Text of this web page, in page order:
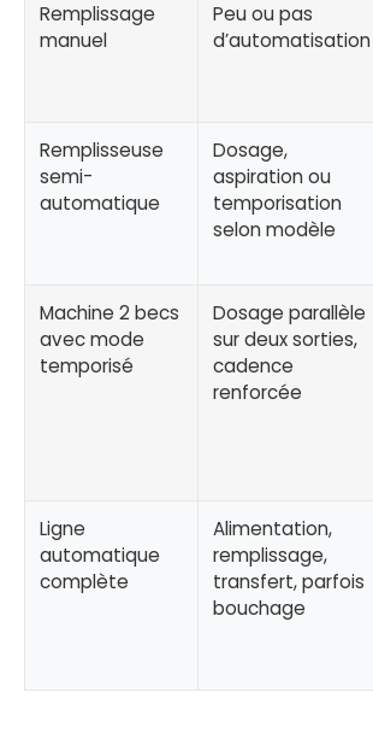
Remplissage
manuel
Peu ou pas
d’automatisation
Remplisseuse
semi-
automatique
Dosage,
aspiration ou
temporisation
selon modèle
Machine 2 becs
avec mode
temporisé
Dosage parallèle
sur deux sorties,
cadence
renforcée
Ligne
automatique
complète
Alimentation,
remplissage,
transfert, parfois
bouchage